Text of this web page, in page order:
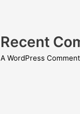
Recent
A WordPress